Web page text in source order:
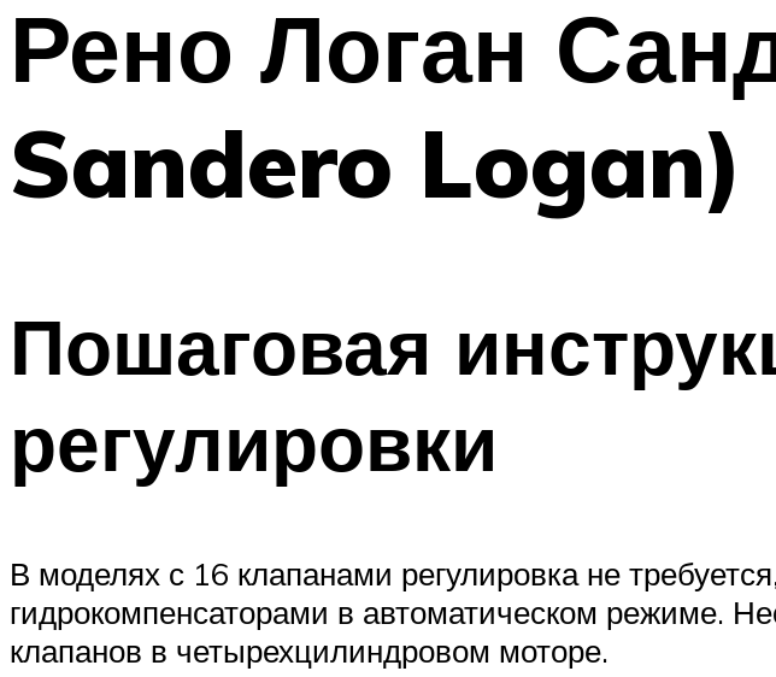
Рено Логан
Sandero Logan)
Пошаговая
регулировки
В моделях с 16 клапанами регулировка не
гидрокомпенсаторами в автоматическом режиме.
клапанов в четырехцилиндровом моторе.